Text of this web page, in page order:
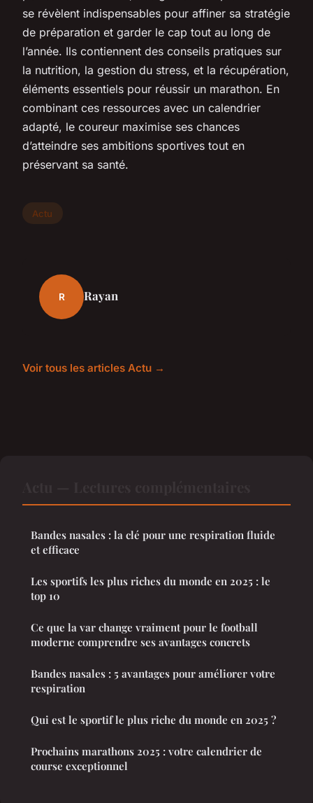
se révèlent indispensables pour affiner sa stratégie
de préparation et garder le cap tout au long de
l’année. Ils contiennent des conseils pratiques sur
la nutrition, la gestion du stress, et la récupération,
éléments essentiels pour réussir un marathon. En
combinant ces ressources avec un calendrier
adapté, le coureur maximise ses chances
d’atteindre ses ambitions sportives tout en
préservant sa santé.
Actu
R Rayan
Voir tous les articles Actu →
Bandes nasales : la clé pour une respiration fluide
et efficace
Les sportifs les plus riches du monde en 2025 : le
top 10
Ce que la var change vraiment pour le football
moderne comprendre ses avantages concrets
Bandes nasales : 5 avantages pour améliorer votre
respiration
Qui est le sportif le plus riche du monde en 2025 ?
Prochains marathons 2025 : votre calendrier de
course exceptionnel